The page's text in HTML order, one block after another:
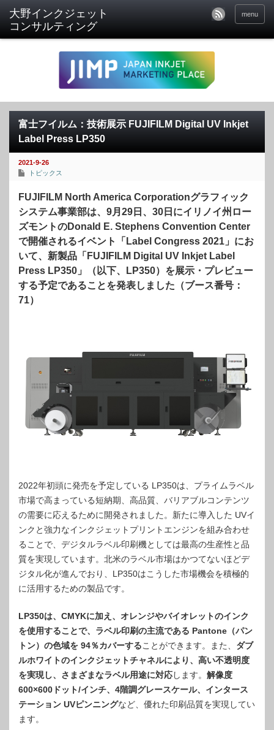
menu
富士フイルム：技術展示 FUJIFILM Digital UV Inkjet
Label Press LP350
2021-9-26
トピックス
FUJIFILM North America Corporationグラフィック
システム事業部は、9月29日、30日にイリノイ州ロー
ズモントのDonald E. Stephens Convention Center
で開催されるイベント「Label Congress 2021」にお
いて、新製品「FUJIFILM Digital UV Inkjet Label
Press LP350」（以下、LP350）を展示・プレビュー
する予定であることを発表しました（ブース番号：
71）
2022年初頭に発売を予定している LP350は、プライムラベル
市場で高まっている短納期、高品質、バリアブルコンテンツ
の需要に応えるために開発されました。新たに導入した UVイ
ンクと強力なインクジェットプリントエンジンを組み合わせ
ることで、デジタルラベル印刷機としては最高の生産性と品
質を実現しています。北米のラベル市場はかつてないほどデ
ジタル化が進んでおり、LP350はこうした市場機会を積極的
に活用するための製品です。
LP350は、CMYKに加え、オレンジやバイオレットのインク
を使用することで、ラベル印刷の主流である Pantone（パン
トン）の色域を 94％カバーすることができます。また、 ダブ
ルホワイトのインクジェットチャネルにより、高い不透明度
を実現し、さまざまなラベル用途に対応します。 解像度
600×600ドット/インチ、4階調グレースケール、インタース
テーション UVピンニングなど、優れた印刷品質を実現してい
ます。